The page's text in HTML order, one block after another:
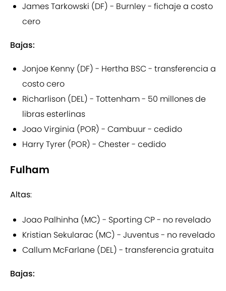
James Tarkowski (DF) - Burnley - fichaje a costo
cero
Bajas:
Jonjoe Kenny (DF) - Hertha BSC - transferencia a
costo cero
Richarlison (DEL) - Tottenham - 50 millones de
libras esterlinas
Joao Virginia (POR) - Cambuur - cedido
Harry Tyrer (POR) - Chester - cedido
Fulham
Altas:
Joao Palhinha (MC) - Sporting CP - no revelado
Kristian Sekularac (MC) - Juventus - no revelado
Callum McFarlane (DEL) - transferencia gratuita
Bajas: